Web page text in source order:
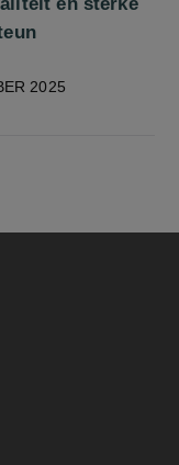
2025